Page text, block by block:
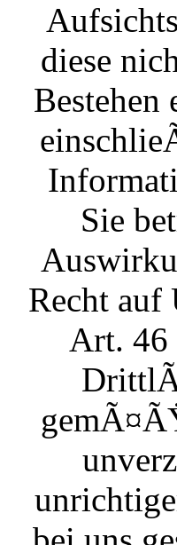
diese
Bestehen
Sie
Recht auf
Art. 46